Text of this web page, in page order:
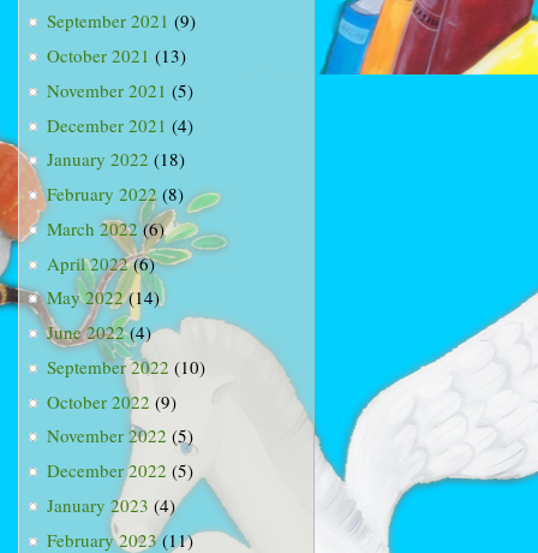
September 2021 (9)
October 2021 (13)
November 2021 (5)
December 2021 (4)
January 2022 (18)
February 2022 (8)
March 2022(6)
April 2022(6)
May 2022(14)
June 2022(4)
September 2022 (10)
October 2022 (9)
November 2022 (5)
December 2022 (5)
January 2023 (4)
February 2023(11)